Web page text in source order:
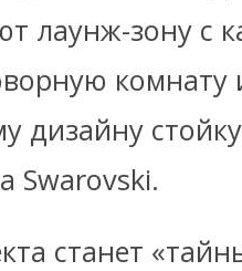
лаунж-зону с
дизайну
Swarovski.
станет